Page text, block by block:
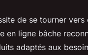
de se tourner vers
en ligne bâche
adaptés aux